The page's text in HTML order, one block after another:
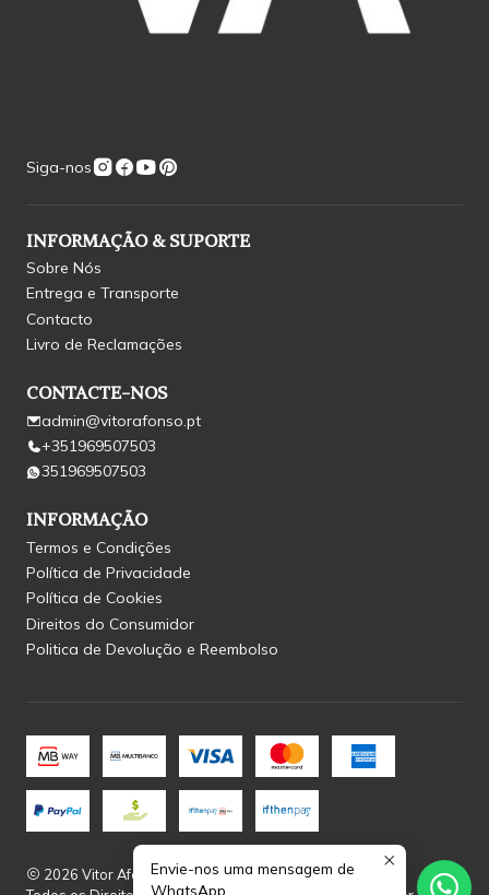
Siga-nos
INFORMAÇÃO & SUPORTE
Sobre Nós
Entrega e Transporte
Contacto
Livro de Reclamações
CONTACTE-NOS
admin@vitorafonso.pt
+351969507503
351969507503
INFORMAÇÃO
Termos e Condições
Política de Privacidade
Política de Cookies
Direitos do Consumidor
Politica de Devolução e Reembolso
2026 Vitor Afonso.Envie-nos uma mensagem de
WhatsApp